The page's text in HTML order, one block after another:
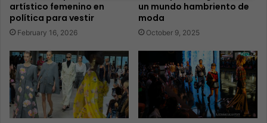
artístico femenino en
política para vestir
February 16, 2026
un mundo hambriento de
moda
October 9, 2025